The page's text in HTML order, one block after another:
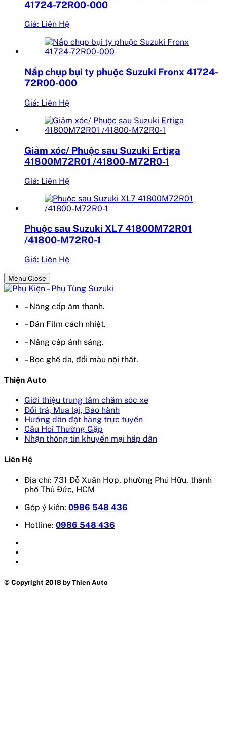
41724-72R00-000
Giá: Liên Hệ
Nắp chụp bụi ty phuộc Suzuki Fronx 41724-
72R00-000
Giá: Liên Hệ
Giảm xóc/ Phuộc sau Suzuki Ertiga
41800M72R01 /41800-M72R0-1
Giá: Liên Hệ
Phuộc sau Suzuki XL7 41800M72R01
/41800-M72R0-1
Giá: Liên Hệ
Menu Close
– Nâng cấp âm thanh.
– Dán Film cách nhiệt.
– Nâng cấp ánh sáng.
– Bọc ghế da, đổi màu nội thất.
Thiện Auto
Giới thiệu trung tâm chăm sóc xe
Đổi trả, Mua lại, Bảo hành
Hướng dẫn đặt hàng trực tuyến
Câu Hỏi Thường Gặp
Nhận thông tin khuyến mại hấp dẫn
Liên Hệ
Địa chỉ: 731 Đỗ Xuân Hợp, phường Phú Hữu, thành
phố Thủ Đức, HCM
Góp ý kiến: 0986 548 436
Hotline: 0986 548 436
© Copyright 2018 by Thien Auto